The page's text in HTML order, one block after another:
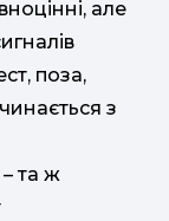
але
поза,
з
– та ж